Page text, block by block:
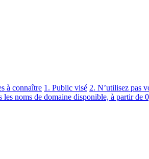
à connaître 1. Public visé 2. N’utilisez pas
les noms de domaine disponible, à partir de